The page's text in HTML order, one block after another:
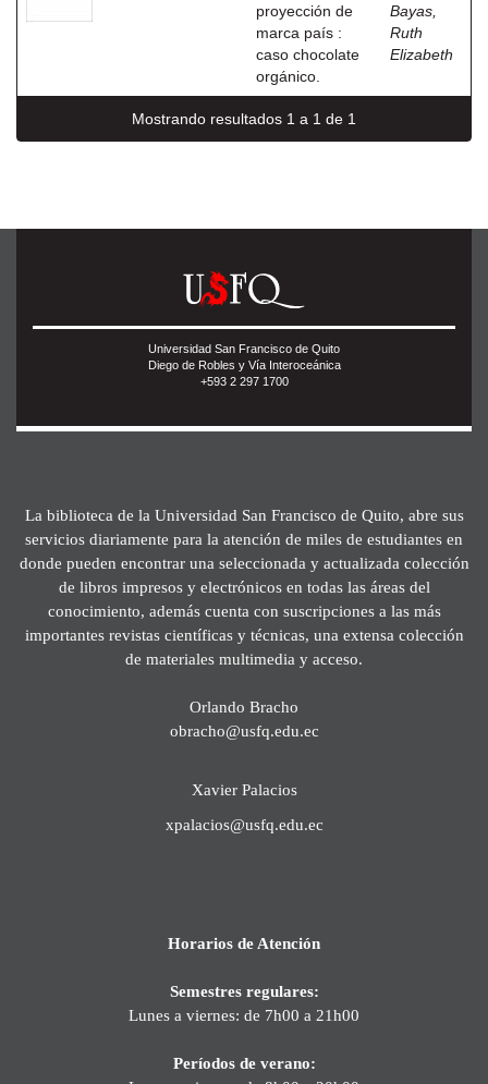
proyección de
marca país :
caso chocolate
orgánico.
Bayas,
Ruth
Elizabeth
Mostrando resultados 1 a 1 de 1
Universidad San Francisco de Quito
Diego de Robles y Vía Interoceánica
+593 2 297 1700
La biblioteca de la Universidad San Francisco de Quito, abre sus
servicios diariamente para la atención de miles de estudiantes en
donde pueden encontrar una seleccionada y actualizada colección
de libros impresos y electrónicos en todas las áreas del
conocimiento, además cuenta con suscripciones a las más
importantes revistas científicas y técnicas, una extensa colección
de materiales multimedia y acceso.
Orlando Bracho
obracho@usfq.edu.ec
Xavier Palacios
xpalacios@usfq.edu.ec
Horarios de Atención
Semestres regulares:
Lunes a viernes: de 7h00 a 21h00
Períodos de verano: